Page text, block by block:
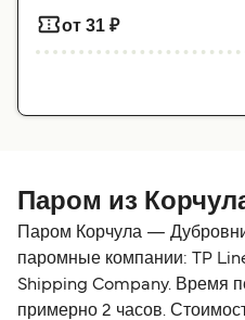
от 31 ₽
Паром из
Паром Корчула —
паромные компании: TP
Shipping Company. Время
примерно 2 часов.